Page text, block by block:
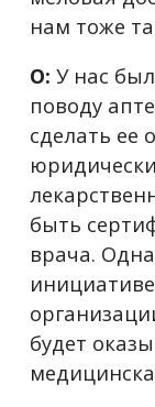
нам тоже
О: У нас
поводу
сделать ее
быть
врача.
будет